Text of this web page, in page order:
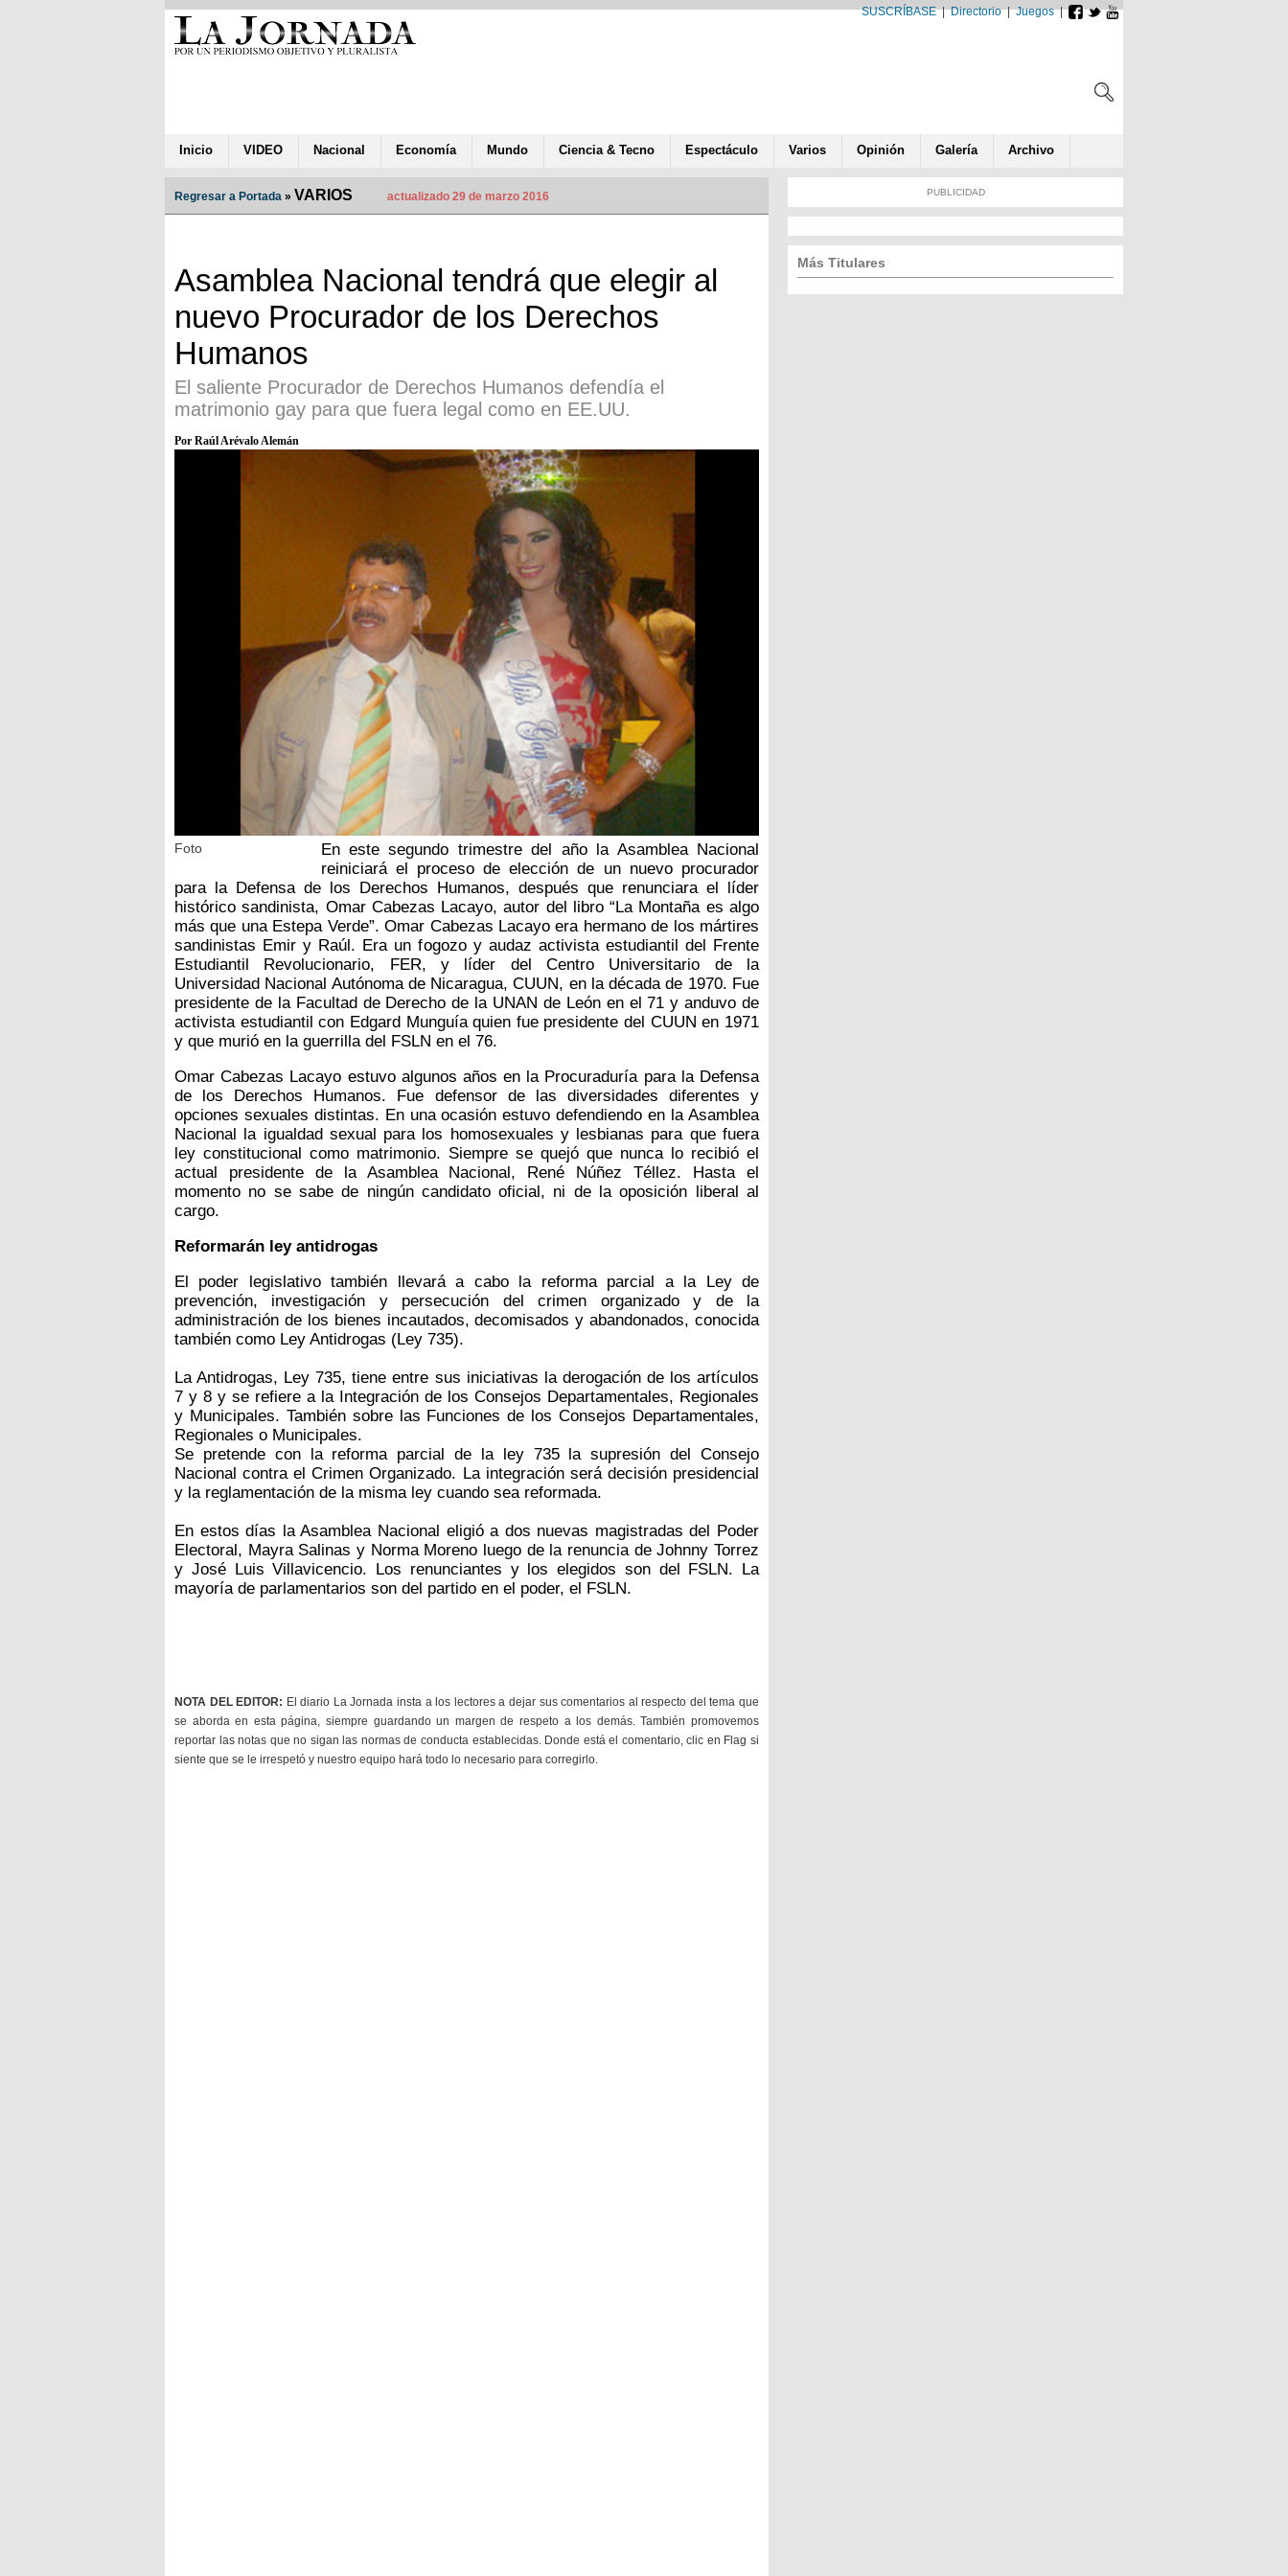
SUSCRÍBASE|Directorio|Juegos|
Inicio VIDEO Nacional Economía Mundo Ciencia & Tecno Espectáculo Varios Opinión Galería Archivo
Regresar a Portada » VARIOS actualizado 29 de marzo 2016
Asamblea Nacional tendrá que elegir al
nuevo Procurador de los Derechos
Humanos
El saliente Procurador de Derechos Humanos defendía el
matrimonio gay para que fuera legal como en EE.UU.
Por Raúl Arévalo Alemán
Foto
En este segundo trimestre del año la Asamblea Nacional
reiniciará el proceso de elección de un nuevo procurador
para la Defensa de los Derechos Humanos, después que renunciara el líder
histórico sandinista, Omar Cabezas Lacayo, autor del libro “La Montaña es algo
más que una Estepa Verde”. Omar Cabezas Lacayo era hermano de los mártires
sandinistas Emir y Raúl. Era un fogozo y audaz activista estudiantil del Frente
Estudiantil Revolucionario, FER, y líder del Centro Universitario de la
Universidad Nacional Autónoma de Nicaragua, CUUN, en la década de 1970. Fue
presidente de la Facultad de Derecho de la UNAN de León en el 71 y anduvo de
activista estudiantil con Edgard Munguía quien fue presidente del CUUN en 1971
y que murió en la guerrilla del FSLN en el 76.
Omar Cabezas Lacayo estuvo algunos años en la Procuraduría para la Defensa
de los Derechos Humanos. Fue defensor de las diversidades diferentes y
opciones sexuales distintas. En una ocasión estuvo defendiendo en la Asamblea
Nacional la igualdad sexual para los homosexuales y lesbianas para que fuera
ley constitucional como matrimonio. Siempre se quejó que nunca lo recibió el
actual presidente de la Asamblea Nacional, René Núñez Téllez. Hasta el
momento no se sabe de ningún candidato oficial, ni de la oposición liberal al
cargo.
Reformarán ley antidrogas
El poder legislativo también llevará a cabo la reforma parcial a la Ley de
prevención, investigación y persecución del crimen organizado y de la
administración de los bienes incautados, decomisados y abandonados, conocida
también como Ley Antidrogas (Ley 735).
La Antidrogas, Ley 735, tiene entre sus iniciativas la derogación de los artículos
7 y 8 y se refiere a la Integración de los Consejos Departamentales, Regionales
y Municipales. También sobre las Funciones de los Consejos Departamentales,
Regionales o Municipales.
Se pretende con la reforma parcial de la ley 735 la supresión del Consejo
Nacional contra el Crimen Organizado. La integración será decisión presidencial
y la reglamentación de la misma ley cuando sea reformada.
En estos días la Asamblea Nacional eligió a dos nuevas magistradas del Poder
Electoral, Mayra Salinas y Norma Moreno luego de la renuncia de Johnny Torrez
y José Luis Villavicencio. Los renunciantes y los elegidos son del FSLN. La
mayoría de parlamentarios son del partido en el poder, el FSLN.
NOTA DEL EDITOR: El diario La Jornada insta a los lectores a dejar sus comentarios al respecto del tema que
se aborda en esta página, siempre guardando un margen de respeto a los demás. También promovemos
reportar las notas que no sigan las normas de conducta establecidas. Donde está el comentario, clic en Flag si
siente que se le irrespetó y nuestro equipo hará todo lo necesario para corregirlo.
PUBLICIDAD
Más Titulares